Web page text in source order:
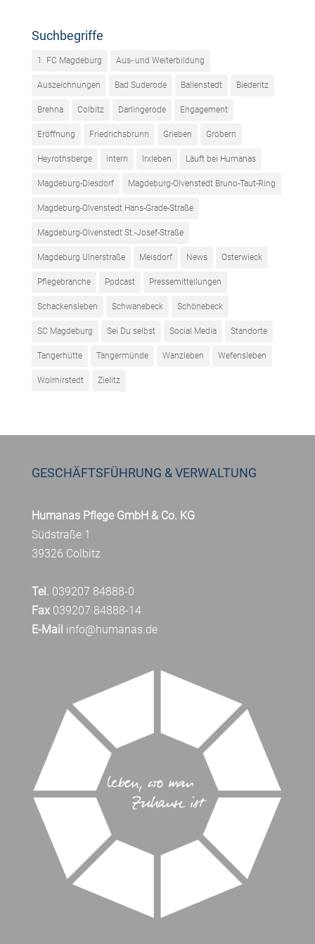
Suchbegriffe
1. FC Magdeburg Aus- und Weiterbildung
Auszeichnungen Bad Suderode Ballenstedt Biederitz
Brehna Colbitz Darlingerode Engagement
Eröffnung Friedrichsbrunn Grieben Gröbern
Heyrothsberge intern Irxleben Läuft bei Humanas
Magdeburg-Diesdorf Magdeburg-Olvenstedt Bruno-Taut-Ring
Magdeburg-Olvenstedt Hans-Grade-Straße
Magdeburg-Olvenstedt St.-Josef-Straße
Magdeburg Ulnerstraße Meisdorf News Osterwieck
Pflegebranche Podcast Pressemitteilungen
Schackensleben Schwanebeck Schönebeck
SC Magdeburg Sei Du selbst Social Media Standorte
Tangerhütte Tangermünde Wanzleben Wefensleben
Wolmirstedt Zielitz
GESCHÄFTSFÜHRUNG & VERWALTUNG
Humanas Pflege GmbH & Co. KG
Südstraße 1
39326 Colbitz
Tel. 039207 84888-0
Fax039207 84888-14
E-Mail info@humanas.de